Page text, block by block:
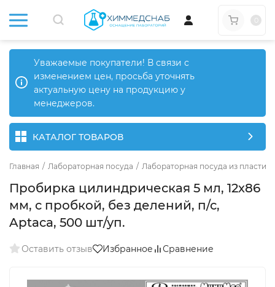
Уважаемые покупатели! В связи с
изменением цен, просьба уточнять
актуальную цену на продукцию у
менеджеров.
КАТАЛОГ ТОВАРОВ
Главная / Лабораторная посуда / Лабораторная посуда из пластика
Пробирка цилиндрическая 5 мл, 12х86
мм, с пробкой, без делений, п/с,
Aptaca, 500 шт/уп.
Оставить отзыв Избранное Сравнение